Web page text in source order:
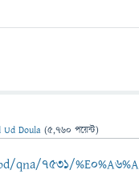
Ud Doula (5,760 পয়েন্ট)
7531/